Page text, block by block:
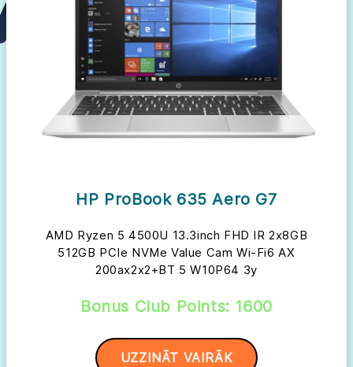
HP ProBook 635 Aero G7
AMD Ryzen 5 4500U 13.3inch FHD IR 2x8GB
512GB PCIe NVMe Value Cam Wi-Fi6 AX
200ax2x2+BT 5 W10P64 3y
Bonus Club Points: 1600
UZZINĀT VAIRĀK